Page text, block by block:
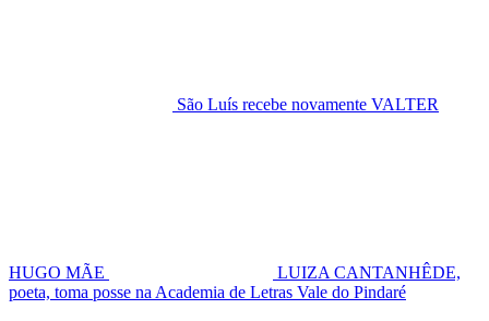
São Luís recebe novamente VALTER
HUGO MÃE
LUIZA CANTANHÊDE,
poeta, toma posse na Academia de Letras Vale do Pindaré